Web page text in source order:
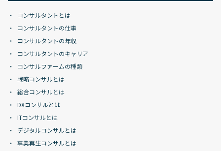
コンサルタントとは
コンサルタントの仕事
コンサルタントの年収
コンサルタントのキャリア
コンサルファームの種類
戦略コンサルとは
総合コンサルとは
DXコンサルとは
ITコンサルとは
デジタルコンサルとは
事業再生コンサルとは